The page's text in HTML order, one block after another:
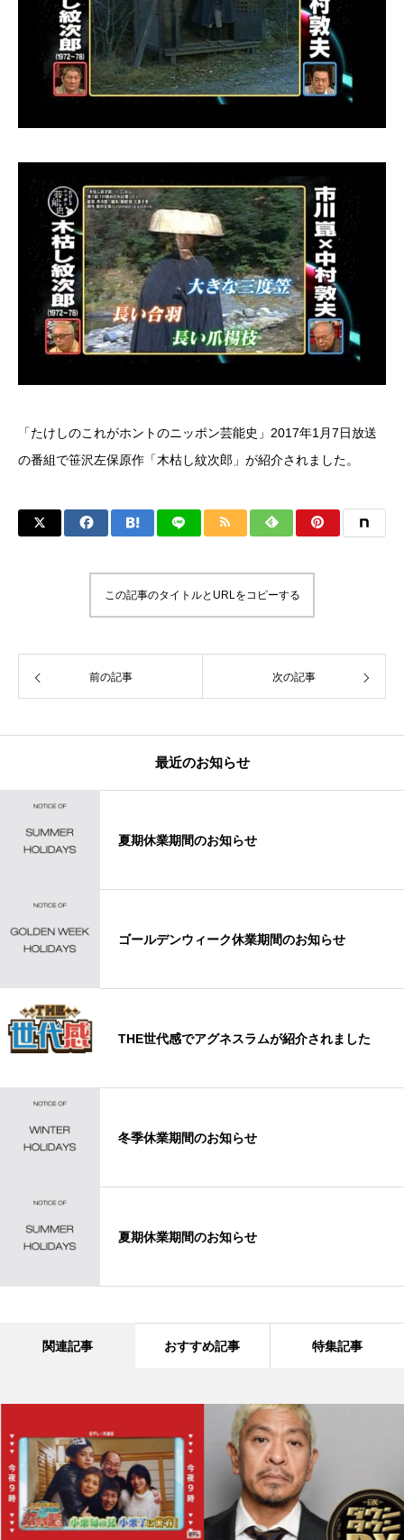
「たけしのこれがホントのニッポン芸能史」2017年1月7日放送
の番組で笹沢左保原作「木枯し紋次郎」が紹介されました。
この記事のタイトルとURLをコピーする
前の記事 次の記事
最近のお知らせ
夏期休業期間のお知らせ
ゴールデンウィーク休業期間のお知らせ
THE世代感でアグネスラムが紹介されました
冬季休業期間のお知らせ
夏期休業期間のお知らせ
関連記事 おすすめ記事 特集記事